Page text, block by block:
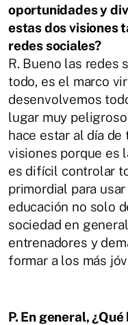
oportunidades y
estas dos visiones
redes sociales?
R. Bueno las redes
todo, es el marco
desenvolvemos
lugar muy
hace estar al día
visiones porque es
es difícil controlar
primordial para
educación no solo
sociedad en
entrenadores y
formar a los más
P. En general,